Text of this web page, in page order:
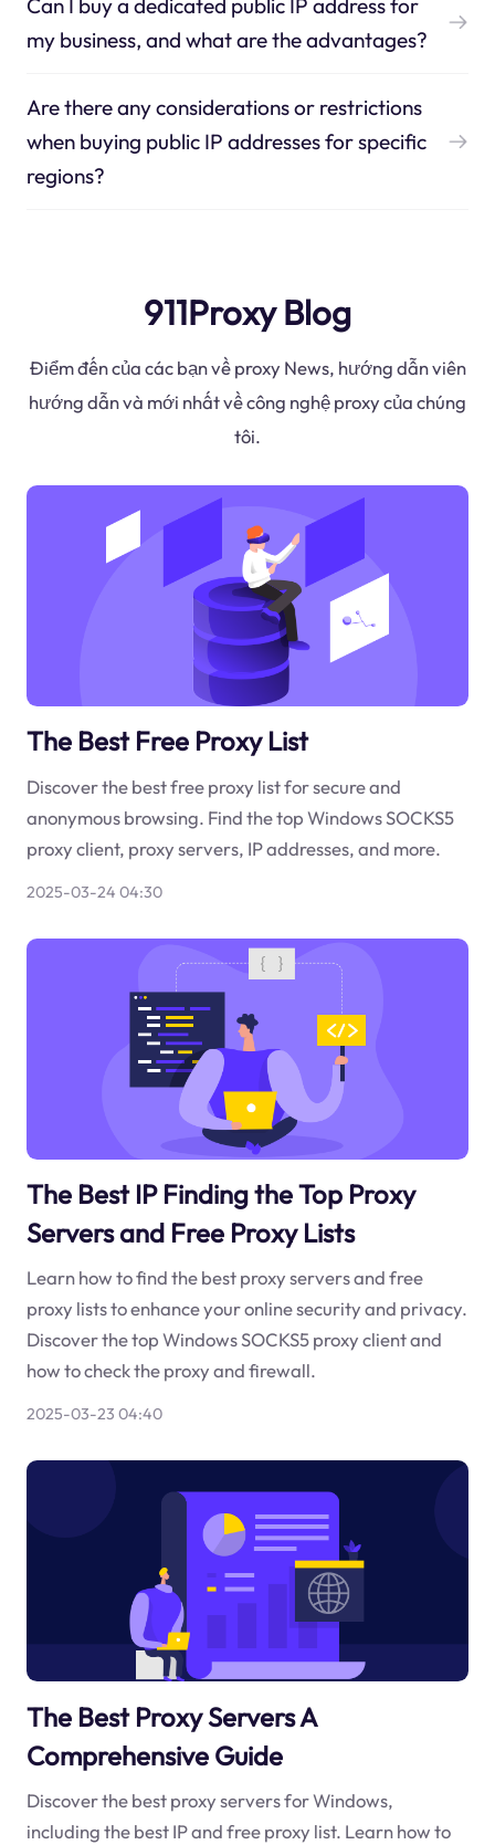
Can I buy a dedicated public IP address for
my business, and what are the advantages?
Are there any considerations or restrictions
when buying public IP addresses for specific
regions?
911Proxy Blog
Điểm đến của các bạn về proxy News, hướng dẫn viên
hướng dẫn và mới nhất về công nghệ proxy của chúng
tôi.
The Best Free Proxy List
Discover the best free proxy list for secure and
anonymous browsing. Find the top Windows SOCKS5
proxy client, proxy servers, IP addresses, and more.
2025-03-24 04:30
The Best IP Finding the Top Proxy
Servers and Free Proxy Lists
Learn how to find the best proxy servers and free
proxy lists to enhance your online security and privacy.
Discover the top Windows SOCKS5 proxy client and
how to check the proxy and firewall.
2025-03-23 04:40
The Best Proxy Servers A
Comprehensive Guide
Discover the best proxy servers for Windows,
including the best IP and free proxy list. Learn how to